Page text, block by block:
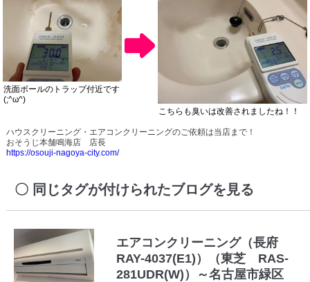
洗面ボールのトラップ付近です
(;^ω^)
こちらも臭いは改善されましたね！！
ハウスクリーニング・エアコンクリーニングのご依頼は当店まで！
おそうじ本舗鳴海店 店長
https://osouji-nagoya-city.com/
同じタグが付けられたブログを見る
エアコンクリーニング（長府
RAY-4037(E1)）（東芝 RAS-
281UDR(W)）～名古屋市緑区